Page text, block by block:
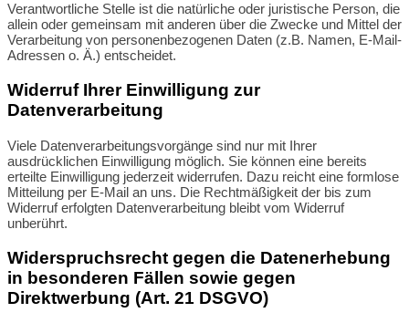
Verantwortliche Stelle ist die natürliche oder juristische Person, die
allein oder gemeinsam mit anderen über die Zwecke und Mittel der
Verarbeitung von personenbezogenen Daten (z.B. Namen, E-Mail-
Adressen o. Ä.) entscheidet.
Widerruf Ihrer Einwilligung zur
Datenverarbeitung
Viele Datenverarbeitungsvorgänge sind nur mit Ihrer
ausdrücklichen Einwilligung möglich. Sie können eine bereits
erteilte Einwilligung jederzeit widerrufen. Dazu reicht eine formlose
Mitteilung per E-Mail an uns. Die Rechtmäßigkeit der bis zum
Widerruf erfolgten Datenverarbeitung bleibt vom Widerruf
unberührt.
Widerspruchsrecht gegen die Datenerhebung
in besonderen Fällen sowie gegen
Direktwerbung (Art. 21 DSGVO)